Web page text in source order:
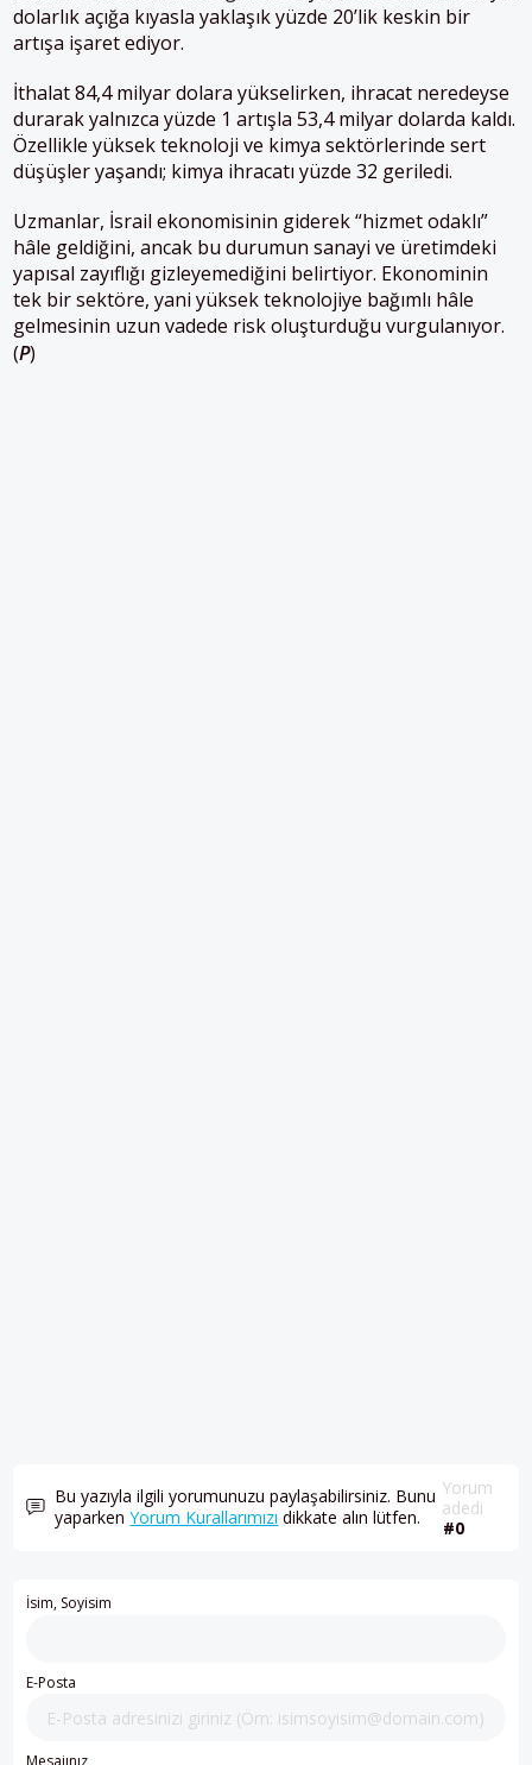
dolarlık açığa kıyasla yaklaşık yüzde 20’lik keskin bir
artışa işaret ediyor.
İthalat 84,4 milyar dolara yükselirken, ihracat neredeyse
durarak yalnızca yüzde 1 artışla 53,4 milyar dolarda kaldı.
Özellikle yüksek teknoloji ve kimya sektörlerinde sert
düşüşler yaşandı; kimya ihracatı yüzde 32 geriledi.
Uzmanlar, İsrail ekonomisinin giderek “hizmet odaklı”
hâle geldiğini, ancak bu durumun sanayi ve üretimdeki
yapısal zayıflığı gizleyemediğini belirtiyor. Ekonominin
tek bir sektöre, yani yüksek teknolojiye bağımlı hâle
gelmesinin uzun vadede risk oluşturduğu vurgulanıyor.
(P)
Bu yazıyla ilgili yorumunuzu paylaşabilirsiniz. Bunu
yaparkenYorum Kurallarımızı dikkate alın lütfen.
Yorum
adedi
#0
İsim, Soyisim
E-Posta